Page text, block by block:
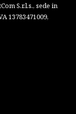
S.r.l.s., sede in
13783471009,